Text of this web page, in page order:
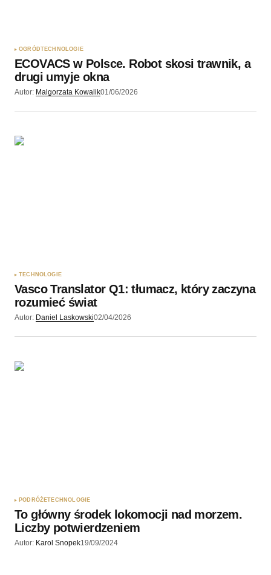
OGRÓDTECHNOLOGIE
ECOVACS w Polsce. Robot skosi trawnik, a
drugi umyje okna
Autor: Malgorzata Kowalik01/06/2026
TECHNOLOGIE
Vasco Translator Q1: tłumacz, który zaczyna
rozumieć świat
Autor: Daniel Laskowski02/04/2026
PODRÓŻETECHNOLOGIE
To główny środek lokomocji nad morzem.
Liczby potwierdzeniem
Autor: Karol Snopek19/09/2024